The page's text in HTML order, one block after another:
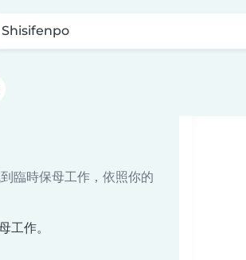
Shisifenpo
臨時保母工作，依照你的
工作。